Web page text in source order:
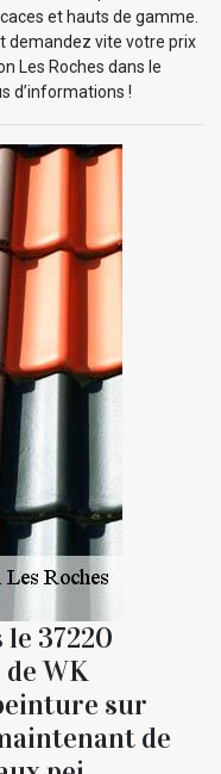
et hauts de gamme.
demandez vite votre prix
Les Roches dans le
d’informations !
le 37220
WK
sur
de